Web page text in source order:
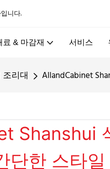
니다.
료 & 마감재 서비스
조리대 AllandCabinet